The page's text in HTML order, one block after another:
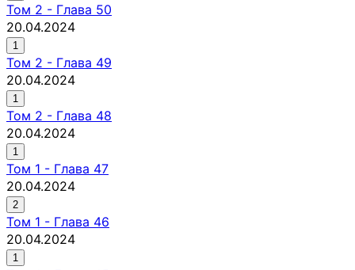
Том 2 - Глава 50
20.04.2024
1
Том 2 - Глава 49
20.04.2024
1
Том 2 - Глава 48
20.04.2024
1
Том 1 - Глава 47
20.04.2024
2
Том 1 - Глава 46
20.04.2024
1